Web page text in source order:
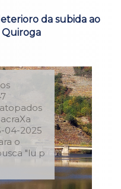
da subida ao
Quiroga
04-2025
o
"lu p